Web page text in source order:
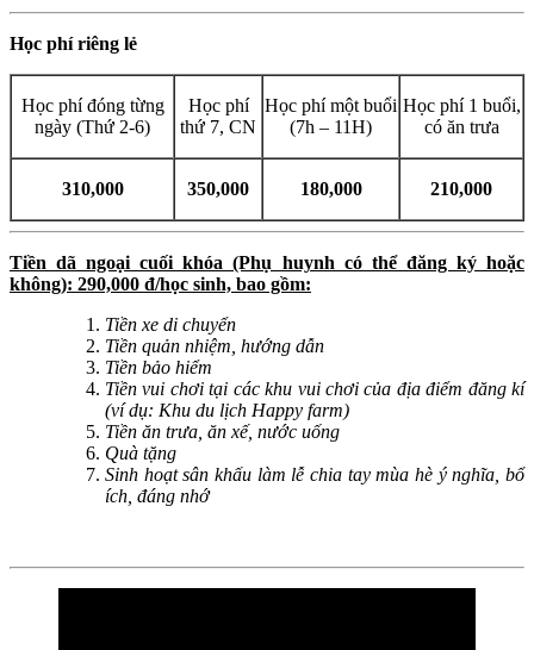
Học phí riêng lẻ
Học phí đóng từng
ngày (Thứ 2-6)
Học phí
thứ 7, CN
Học phí một buổi
(7h – 11H)
Học phí 1 buổi,
có ăn trưa
310,000 350,000 180,000 210,000
Tiền dã ngoại cuối khóa (Phụ huynh có thể đăng ký hoặc
không): 290,000 đ/học sinh, bao gồm:
Tiền xe di chuyển
Tiền quản nhiệm, hướng dẫn
Tiền bảo hiểm
Tiền vui chơi tại các khu vui chơi của địa điểm đăng kí
(ví dụ: Khu du lịch Happy farm)
Tiền ăn trưa, ăn xế, nước uống
Quà tặng
Sinh hoạt sân khấu làm lễ chia tay mùa hè ý nghĩa, bổ
ích, đáng nhớ